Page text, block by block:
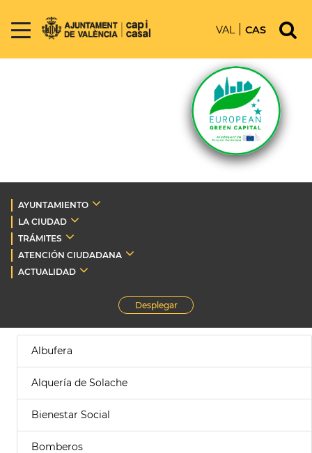
VAL CAS
AYUNTAMIENTO
LA CIUDAD
TRÁMITES
ATENCIÓN CIUDADANA
ACTUALIDAD
Desplegar
Albufera
Alquería de Solache
Bienestar Social
Bomberos